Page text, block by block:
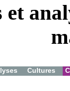
Cultures